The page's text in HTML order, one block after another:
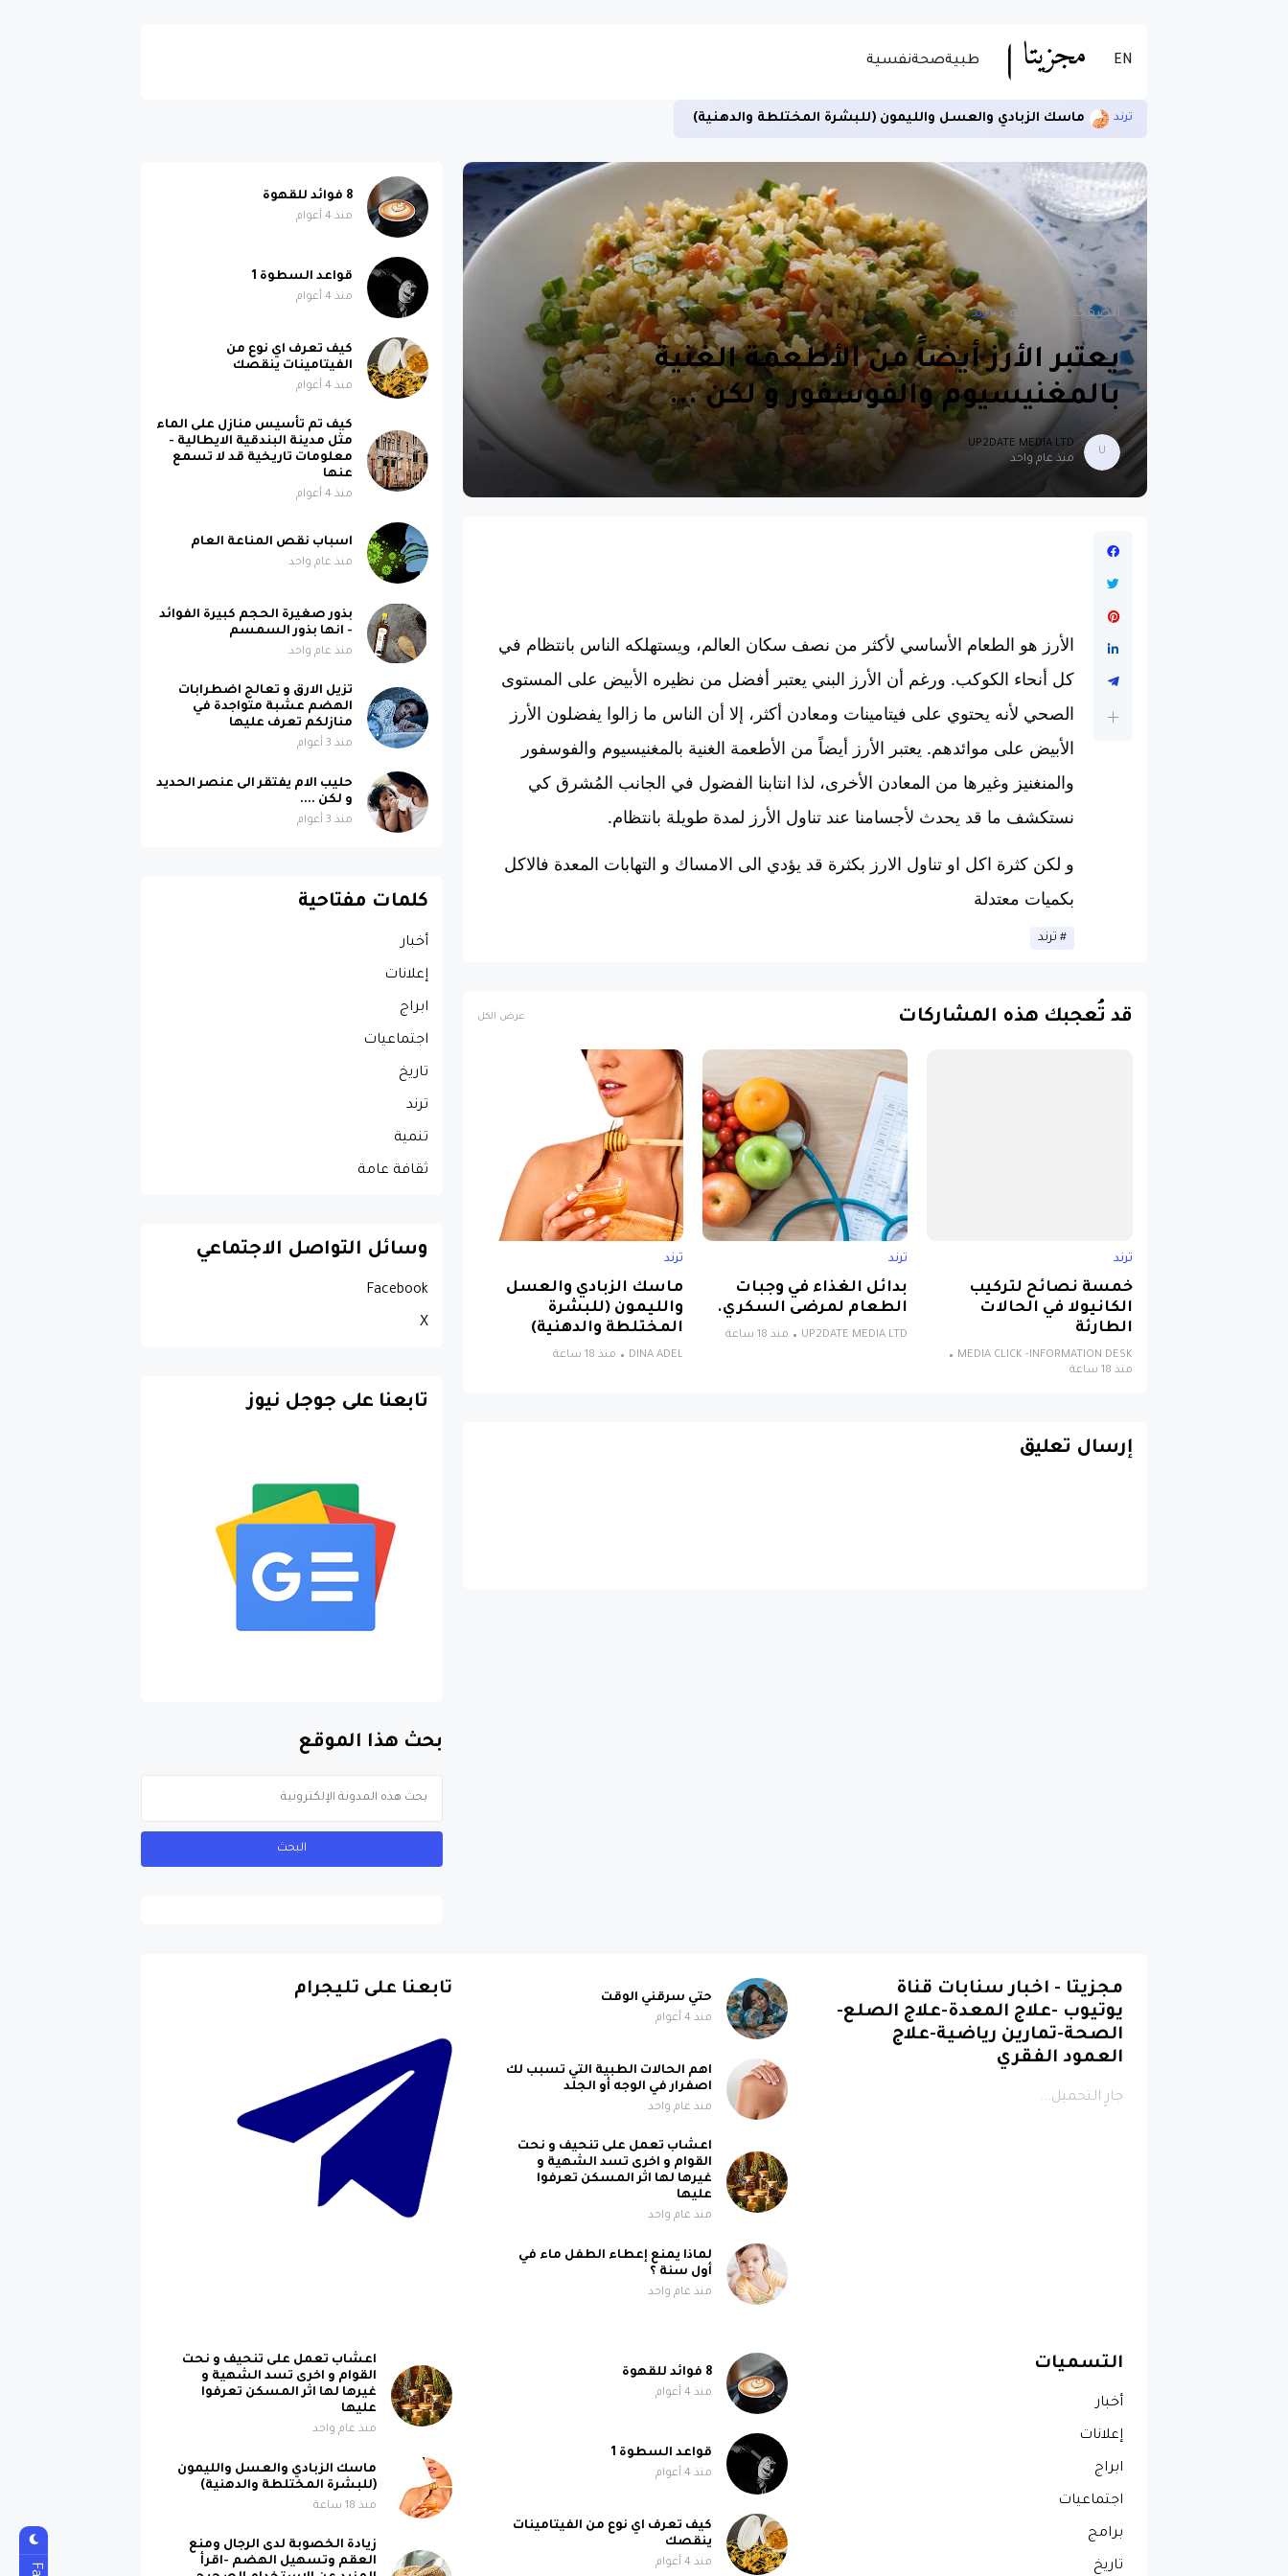
EN طبيةصحةنفسية
ترند ماسك الزبادي والعسل والليمون (للبشرة المختلطة والدهنية)
الصفحة الرئيسية ترند
يعتبر الأرز أيضاً من الأطعمة الغنية
بالمغنيسيوم والفوسفور و لكن ...
U
UP2DATE MEDIA LTD
منذ عام واحد
الأرز هو الطعام الأساسي لأكثر من نصف سكان العالم، ويستهلكه الناس بانتظام في
كل أنحاء الكوكب. ورغم أن الأرز البني يعتبر أفضل من نظيره الأبيض على المستوى
الصحي لأنه يحتوي على فيتامينات ومعادن أكثر، إلا أن الناس ما زالوا يفضلون الأرز
الأبيض على موائدهم. يعتبر الأرز أيضاً من الأطعمة الغنية بالمغنيسيوم والفوسفور
والمنغنيز وغيرها من المعادن الأخرى، لذا انتابنا الفضول في الجانب المُشرق كي
نستكشف ما قد يحدث لأجسامنا عند تناول الأرز لمدة طويلة بانتظام.
و لكن كثرة اكل او تناول الارز بكثرة قد يؤدي الى الامساك و التهابات المعدة فالاكل
بكميات معتدلة
ترند
قد تُعجبك هذه المشاركات عرض الكل
ترند
خمسة نصائح لتركيب
الكانيولا في الحالات
الطارئة
MEDIA CLICK -INFORMATION DESK
منذ 18 ساعة
ترند
بدائل الغذاء في وجبات
الطعام لمرضى السكري.
UP2DATE MEDIA LTD منذ 18 ساعة
ترند
ماسك الزبادي والعسل
والليمون (للبشرة
المختلطة والدهنية)
DINA ADEL منذ 18 ساعة
إرسال تعليق
8 فوائد للقهوة
منذ 4 أعوام
قواعد السطوة 1
منذ 4 أعوام
كيف تعرف اي نوع من
الفيتامينات ينقصك
منذ 4 أعوام
كيف تم تأسيس منازل على الماء
مثل مدينة البندقية الايطالية -
معلومات تاريخية قد لا تسمع
عنها
منذ 4 أعوام
اسباب نقص المناعة العام
منذ عام واحد
بذور صغيرة الحجم كبيرة الفوائد
- انها بذور السمسم
منذ عام واحد
تزيل الارق و تعالج اضطرابات
الهضم عشبة متواجدة في
منازلكم تعرف عليها
منذ 3 أعوام
حليب الام يفتقر الى عنصر الحديد
و لكن ....
منذ 3 أعوام
كلمات مفتاحية
أخبار
إعلانات
ابراج
اجتماعيات
تاريخ
ترند
تنمية
ثقافة عامة
وسائل التواصل الاجتماعي
Facebook
X
تابعنا على جوجل نيوز
بحث هذا الموقع
مجزيتا - اخبار سنابات قناة
يوتيوب -علاج المعدة-علاج الصلع-
الصحة-تمارين رياضية-علاج
العمود الفقري
جارٍ التحميل...
حتي سرقني الوقت
منذ 4 أعوام
اهم الحالات الطبية التي تسبب لك
اصفرار في الوجه أو الجلد
منذ عام واحد
اعشاب تعمل على تنحيف و نحت
القوام و اخرى تسد الشهية و
غيرها لها اثر المسكن تعرفوا
عليها
منذ عام واحد
لماذا يمنع إعطاء الطفل ماء في
أول سنة ؟
منذ عام واحد
تابعنا على تليجرام
التسميات
أخبار
إعلانات
ابراج
اجتماعيات
برامج
تاريخ
8 فوائد للقهوة
منذ 4 أعوام
قواعد السطوة 1
منذ 4 أعوام
كيف تعرف اي نوع من الفيتامينات
ينقصك
منذ 4 أعوام
اعشاب تعمل على تنحيف و نحت
القوام و اخرى تسد الشهية و
غيرها لها اثر المسكن تعرفوا
عليها
منذ عام واحد
ماسك الزبادي والعسل والليمون
(للبشرة المختلطة والدهنية)
منذ 18 ساعة
زيادة الخصوبة لدى الرجال ومنع
العقم وتسهيل الهضم -اقرأ